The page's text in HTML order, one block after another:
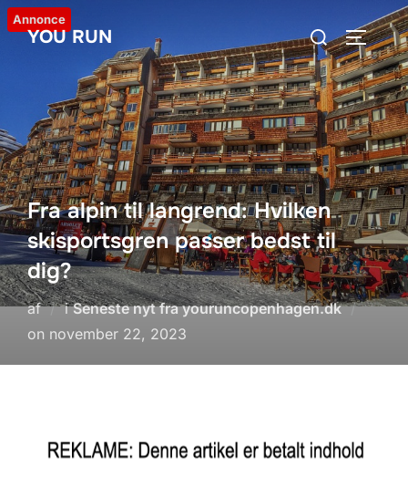
Videre
til
YOU RUN
Søg
efter:
SLÅ
Annonce
Fra alpin til langrend: Hvilken
skisportsgren passer bedst til
dig?
af iSeneste nyt fra youruncopenhagen.dk
on Udgivet
november 22, 2023